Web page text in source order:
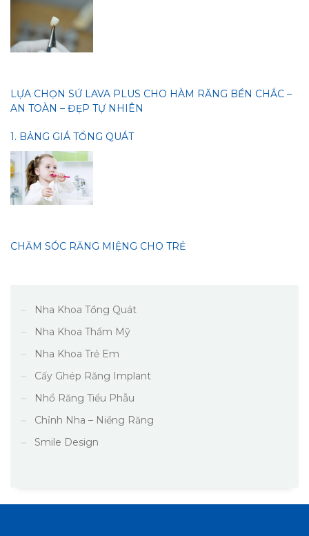
LỰA CHỌN SỨ LAVA PLUS CHO HÀM RĂNG BỀN CHẮC –
AN TOÀN – ĐẸP TỰ NHIÊN
1. BẢNG GIÁ TỔNG QUÁT
CHĂM SÓC RĂNG MIỆNG CHO TRẺ
Nha Khoa Tổng Quát
Nha Khoa Thẩm Mỹ
Nha Khoa Trẻ Em
Cấy Ghép Răng Implant
Nhổ Răng Tiểu Phẫu
Chỉnh Nha – Niềng Răng
Smile Design